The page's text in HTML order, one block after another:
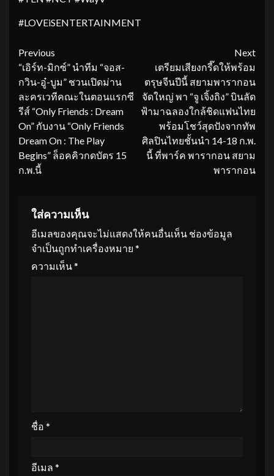
#LOVEiSENTERTAINMENT
Continue
Reading
Previous
“เอิร์ท-มิกซ์” นำทีม “จอส-
กวิน-อู๋-บูม” ชวนเปิดม่าน
ละครเวทีคณะในตอนแรกซี
รีส์ “Only Friends : Dream
On” กับงาน “Only Friends
Dream On : The Play
Begins” ล็อคคิวกดบัตร 15
ก.พ.นี้
Next
เตรียมเสียงกรี๊ดให้พร้อม
ตรุษจีนปีนี้ สยามพารากอน
จัดใหญ่ พา “จู เจิ้งถิง” บินลัด
ฟ้ามาฉลองใกล้ชิดแฟนไทย
พร้อมโชว์สุดปังจากทัพ
ศิลปินไทยชั้นนำ 14-18 ก.พ.
นี้ ที่พาร์ค พารากอน สยาม
พารากอน
ใส่ความเห็น
อีเมลของคุณจะไม่แสดงให้คนอื่นเห็น ช่องข้อมูล
จำเป็นถูกทำเครื่องหมาย *
ความเห็น*
ชื่อ *
อีเมล *